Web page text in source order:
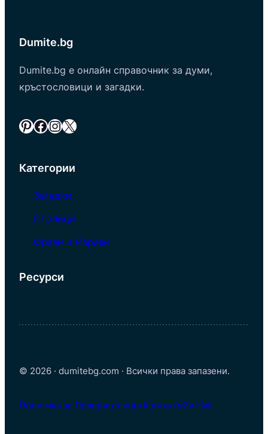
Dumite.bg
Dumite.bg е онлайн справочник за думи,
кръстословици и загадки.
Pinterest Facebook InstagramX
Категории
Загадки
Столици
Фрази и Изрази
Ресурси
© 2026 · dumitebg.com · Всички права запазени.
Политика за ПоверителностКонтактиЗа Нас